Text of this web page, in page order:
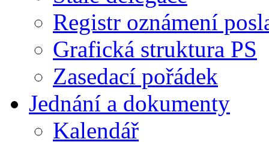
Registr oznámení
Grafická struktura PS
Zasedací pořádek
Jednání a dokumenty
Kalendář